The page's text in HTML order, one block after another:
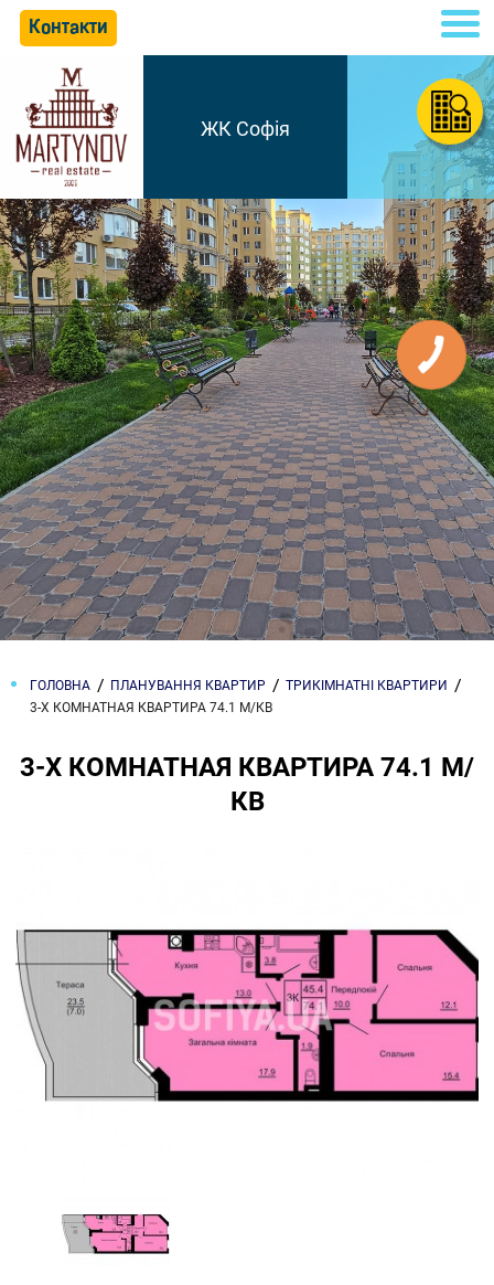
Контакти
ЖК Софія
ГОЛОВНА ПЛАНУВАННЯ КВАРТИР
ТРИКІМНАТНІ КВАРТИРИ
3-Х КОМНАТНАЯ КВАРТИРА 74.1 М/КВ
3-Х КОМНАТНАЯ КВАРТИРА 74.1 М/
КВ